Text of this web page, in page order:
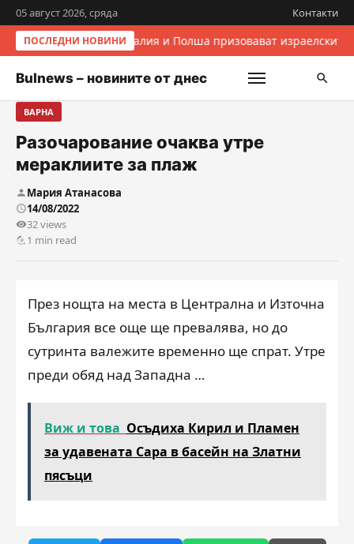
05 август 2026, сряда Контакти
ПОСЛЕДНИ НОВИНИИталия и Полша призовават
Bulnews – новините от днес
ВАРНА
Разочарование очаква утре
мераклиите за плаж
Мария Атанасова
14/08/2022
32 views
1 min read
През нощта на места в Централна и Източна
България все още ще превалява, но до
сутринта валежите временно ще спрат. Утре
преди обяд над Западна …
Виж и това Осъдиха Кирил и Пламен
за удавената Сара в басейн на Златни
пясъци